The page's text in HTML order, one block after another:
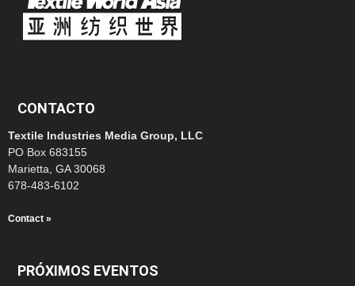
CONTACTO
Textile Industries Media Group, LLC
PO Box 683155
Marietta, GA 30068
678-483-6102
Contact »
PRÓXIMOS EVENTOS